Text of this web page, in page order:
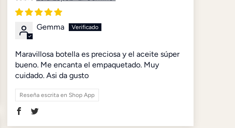
Gemma
Maravillosa botella es preciosa y el aceite súper
bueno. Me encanta el empaquetado. Muy
cuidado. Asi da gusto
Reseña escrita en Shop App